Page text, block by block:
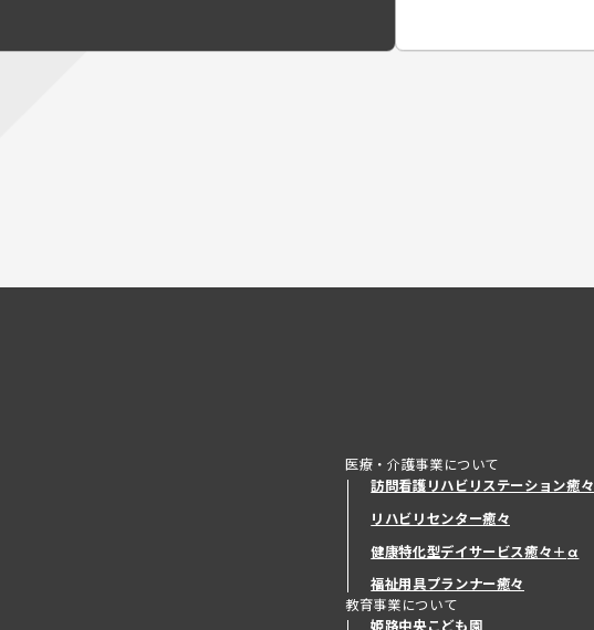
医療・介護事業について
訪問看護リハビリステーション癒々
リハビリセンター癒々
健康特化型デイサービス癒々＋α
健康特化型デイサービス癒々＋
福祉用具プランナー癒々
教育事業について
姫路中央こども園